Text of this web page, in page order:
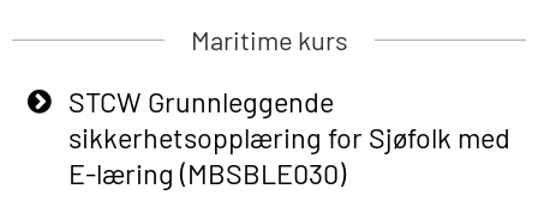
Basic Safety Training (English) – with
Basic Safety Training – Refresher
Course (English) with E-learning
(OBSBLE048)
Maritime kurs
STCW Grunnleggende
sikkerhetsopplæring for Sjøfolk med
E-læring (MBSBLE030)